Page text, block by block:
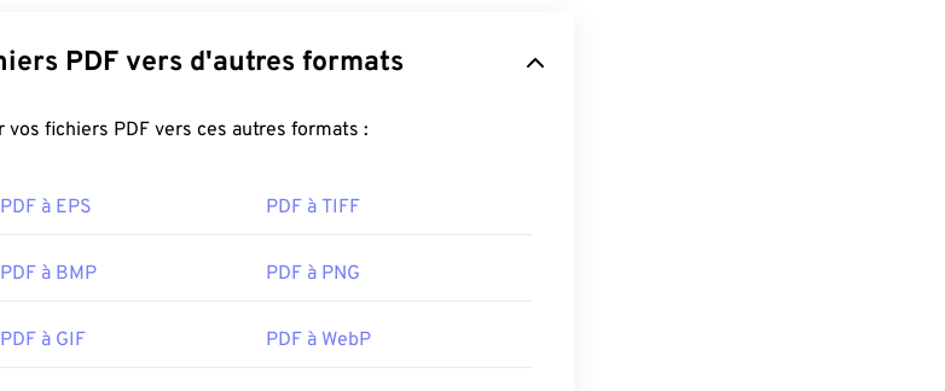
Convertissez vos fichiers PDF vers d'autres formats
FreeConvert.com peut convertir vos fichiers PDF vers ces autres formats :
PDF à EPS PDF à TIFF
PDF à BMP PDF à PNG
PDF à GIF PDF à WebP